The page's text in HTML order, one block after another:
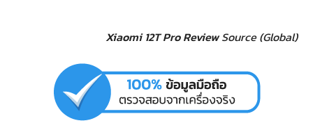
Xiaomi 12T Pro Review Source (Global)